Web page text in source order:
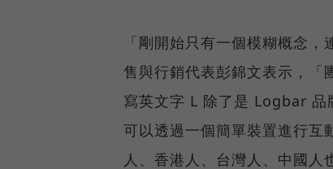
「剛開始只有一個模糊概念
售與行銷代表彭錦文表示，
寫英文字 L 除了是 Logbar
可以透過一個簡單裝置進行互
人、香港人、台灣人、中國